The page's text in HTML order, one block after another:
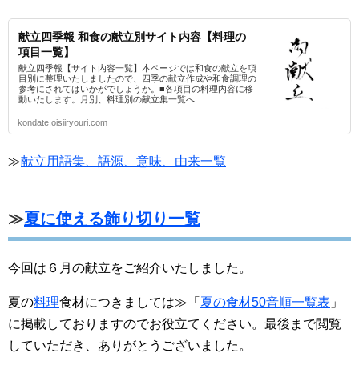
献立四季報 和食の献立別サイト内容【料理の
項目一覧】
献立四季報【サイト内容一覧】本ページでは和食の献立を項
目別に整理いたしましたので、四季の献立作成や和食調理の
参考にされてはいかがでしょうか。■各項目の料理内容に移
動いたします。月別、料理別の献立集一覧へ
kondate.oisiiryouri.com
≫献立用語集、語源、意味、由来一覧
≫夏に使える飾り切り一覧
今回は６月の献立をご紹介いたしました。
夏の料理食材につきましては≫「 夏の食材50音順一覧表 」
に掲載しておりますのでお役立てください。最後まで閲覧
していただき、ありがとうございました。